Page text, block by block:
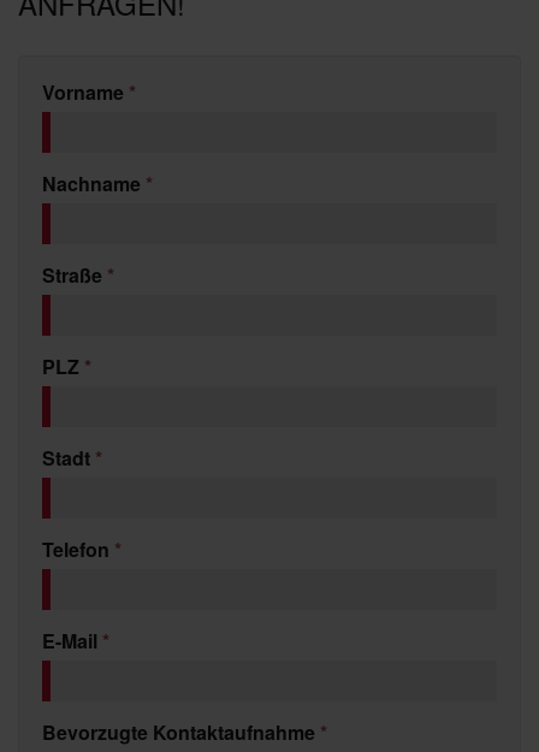
Vorname *
Nachname *
Straße *
PLZ *
Stadt *
Telefon *
E-Mail *
Bevorzugte Kontaktaufnahme *